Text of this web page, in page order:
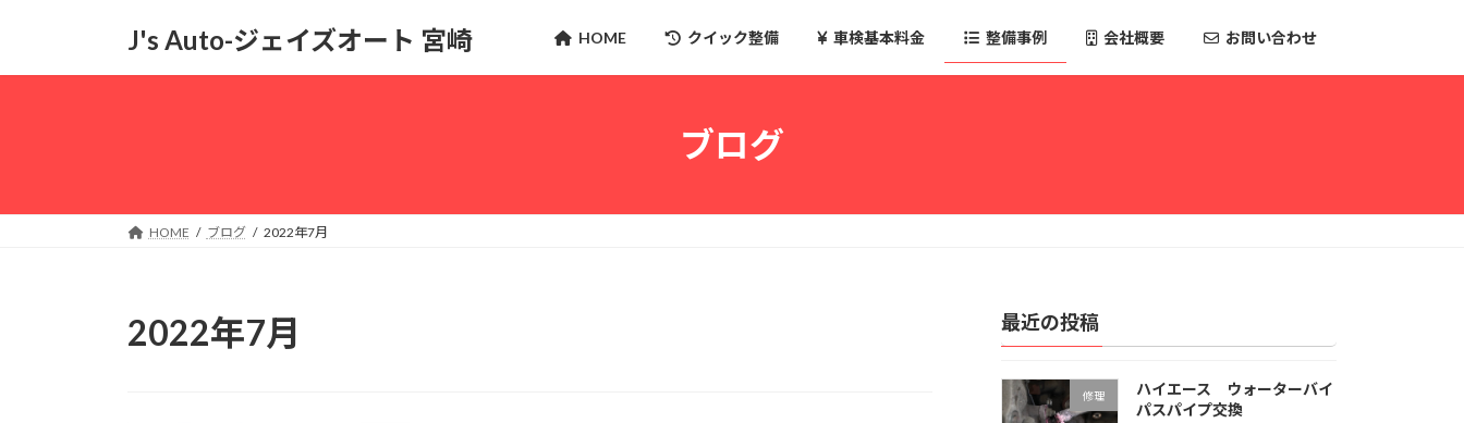
ッ
移
J's Auto-ジェイズオート 宮崎 HOME クイック整備 車検基本料金 整備事例 会社概要 お問い合わせ
ブログ
HOME ブログ 2022年7月
2022年7月 最近の投稿
修理
ハイエース ウォーターバイ
パスパイプ交換